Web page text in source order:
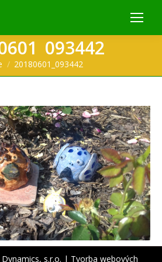
here:
20180601_093442
s.r.o. | Tvorba webových